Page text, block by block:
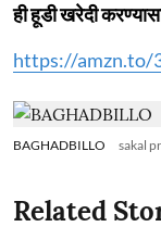
ही हूडी खरेदी
https://amzn.to/
BAGHADBILLO sakal
Related